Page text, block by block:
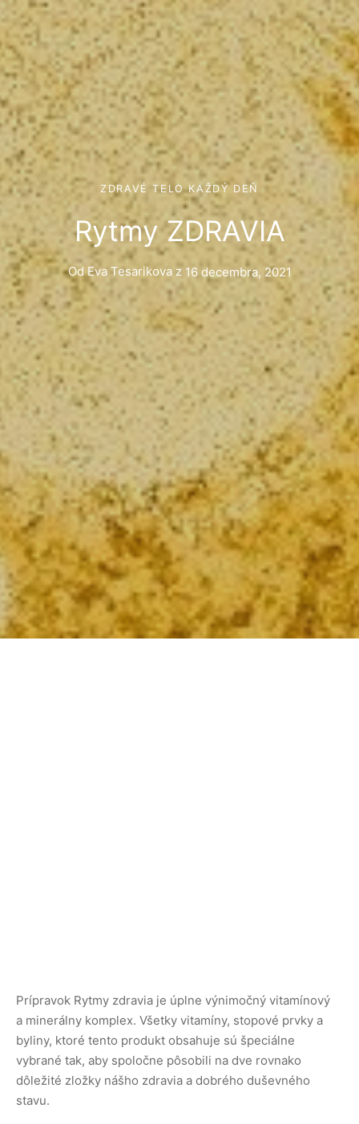
ZDRAVÉ TELO KAŽDÝ DEŇ
Rytmy ZDRAVIA
OdEva Tesarikovaz 16 decembra, 2021
Prípravok Rytmy zdravia je úplne výnimočný vitamínový
a minerálny komplex. Všetky vitamíny, stopové prvky a
byliny, ktoré tento produkt obsahuje sú špeciálne
vybrané tak, aby spoločne pôsobili na dve rovnako
dôležité zložky nášho zdravia a dobrého duševného
stavu.